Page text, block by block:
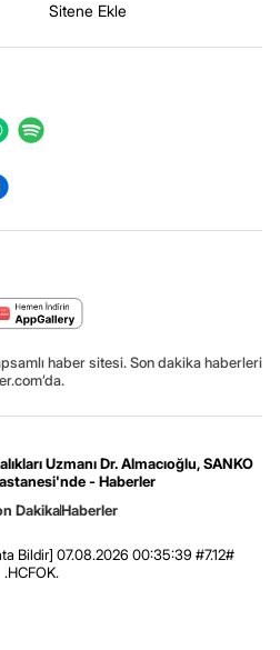
Sitene Ekle
haber sitesi. Son dakika haberleri
Uzmanı Dr. Almacıoğlu, SANKO
- Haberler
DakikaHaberler
Bildir] 07.08.2026 00:35:39 #7.12#
.HCFOK.